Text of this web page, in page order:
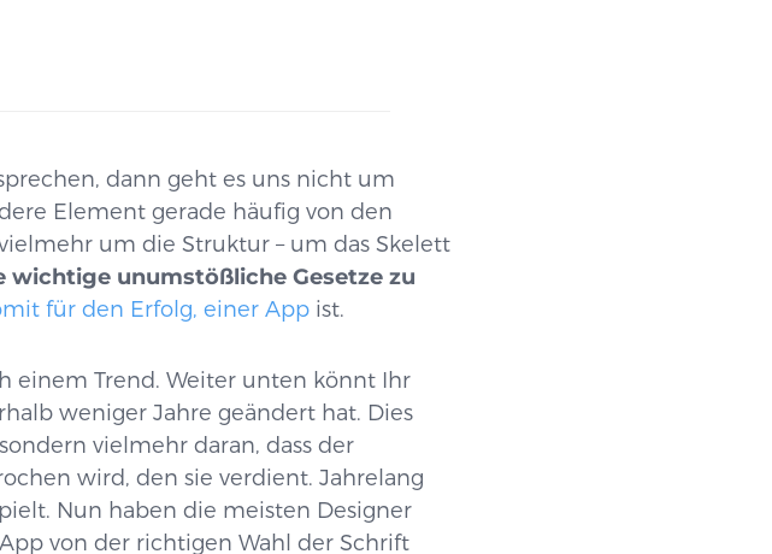
dann geht es uns nicht um
Element gerade häufig von den
um die Struktur – um das Skelett
wichtige unumstößliche Gesetze zu
für den Erfolg, einer App ist.
einem Trend. Weiter unten könnt Ihr
weniger Jahre geändert hat. Dies
vielmehr daran, dass der
wird, den sie verdient. Jahrelang
Nun haben die meisten Designer
von der richtigen Wahl der Schrift